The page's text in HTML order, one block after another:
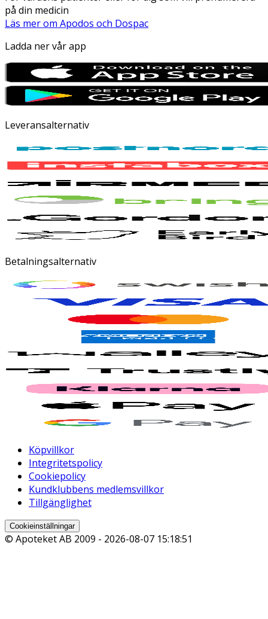
på din medicin
Läs mer om Apodos och Dospac
Ladda ner vår app
Leveransalternativ
Betalningsalternativ
Köpvillkor
Integritetspolicy
Cookiepolicy
Kundklubbens medlemsvillkor
Tillgänglighet
Cookieinställningar
© Apoteket AB 2009 - 2026-08-07 15:18:51